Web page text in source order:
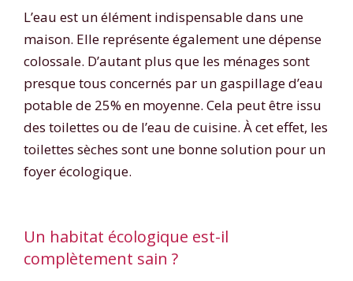
L’eau est un élément indispensable dans une
maison. Elle représente également une dépense
colossale. D’autant plus que les ménages sont
presque tous concernés par un gaspillage d’eau
potable de 25% en moyenne. Cela peut être issu
des toilettes ou de l’eau de cuisine. À cet effet, les
toilettes sèches sont une bonne solution pour un
foyer écologique.
Un habitat écologique est-il
complètement sain ?